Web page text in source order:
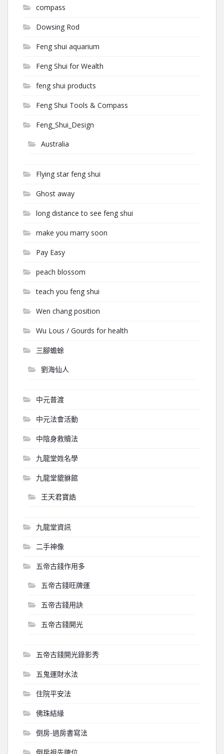
compass
Dowsing Rod
Feng shui aquarium
Feng Shui for Wealth
feng shui products
Feng Shui Tools & Compass
Feng_Shui_Design
Australia
Flying star feng shui
Ghost away
long distance to see feng shui
make you marry soon
Pay Easy
peach blossom
teach you feng shui
Wen chang position
Wu Lous / Gourds for health
三腳蟾蜍
劉海仙人
中元普渡
中元法會活動
中陰身救贖法
九龍堂姓名學
九龍堂貔貅館
王天君寶誥
九龍堂資訊
二手神像
五帝古錢作用多
五帝古錢旺牌運
五帝古錢用訣
五帝古錢開光
五帝古錢開光錄影秀
五鬼運財水法
住院平安法
佛珠結緣
倒房-過房書寫法